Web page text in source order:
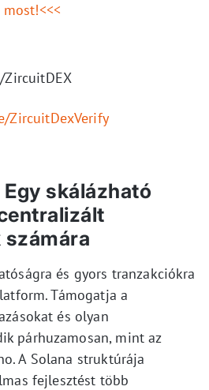
most!<<<
ZircuitDexVerify
Egy skálázható
és gyors tranzakciókra
Támogatja a
és olyan
párhuzamosan, mint az
A Solana struktúrája
fejlesztést több